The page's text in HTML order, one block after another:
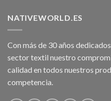
NATIVEWORLD.ES
Con más de 30 años
sector textil nuestro
calidad en todos nuestros
competencia.